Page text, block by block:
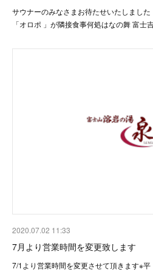
サウナーのみなさまお待たせいたしまし
「オロポ 」が隣接食事何処はなの舞 富
2020.07.02 11:33
7月より営業時間を変更致します
7/1より営業時間を変更させて頂き